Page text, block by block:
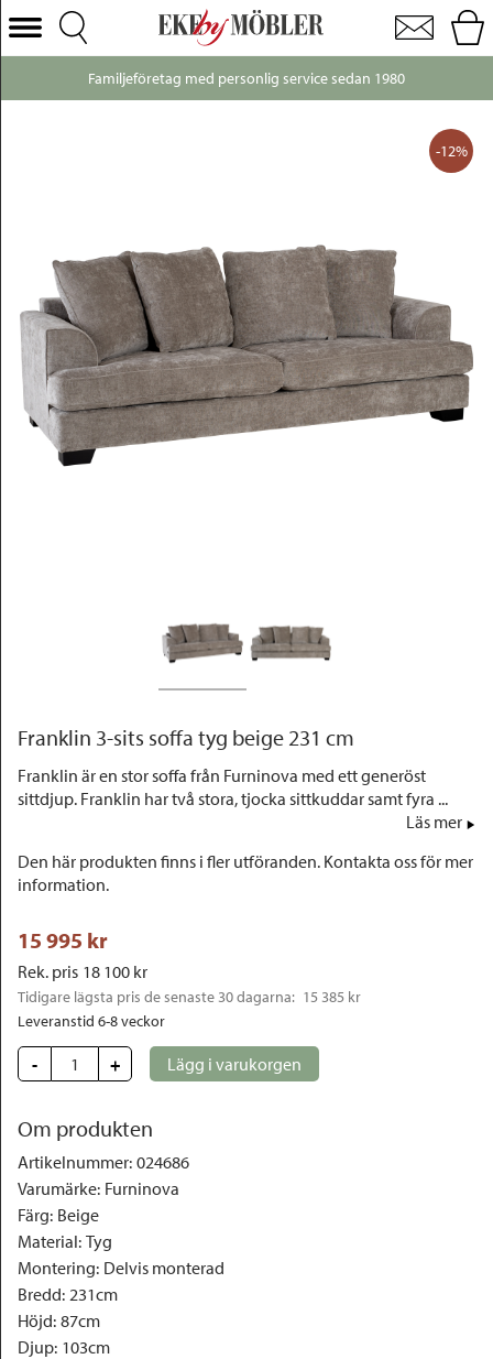
Franklin 3-sits soffa tyg beige 231 cm
Välj Kategori
Förvaring
Inredning
Mattor
Belysning
Utemöbler
Familjeföretag med personlig service sedan 1980
-12%
Franklin 3-sits soffa tyg beige 231 cm
Franklin är en stor soffa från Furninova med ett generöst
sittdjup. Franklin har två stora, tjocka sittkuddar samt fyra ...
Läs mer
Den här produkten finns i fler utföranden. Kontakta oss för mer
information.
15 995 kr
Rek. pris 18 100 kr
Tidigare lägsta pris de senaste 30 dagarna: 15 385 kr
Leveranstid 6-8 veckor
- + Lägg i varukorgen
Om produkten
Artikelnummer: 024686
Varumärke: Furninova
Färg: Beige
Material: Tyg
Montering: Delvis monterad
Bredd: 231cm
Höjd: 87cm
Djup: 103cm